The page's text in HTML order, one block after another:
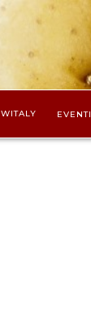
WITALY EVENTI